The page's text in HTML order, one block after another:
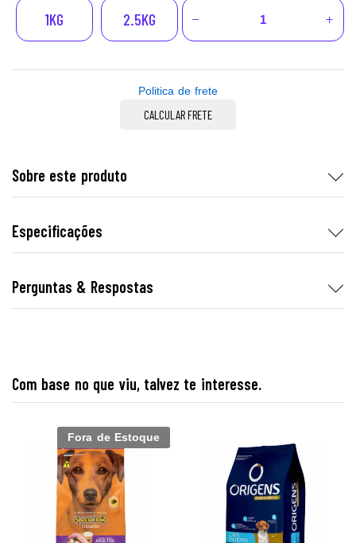
1KG 2.5KG
Politica de frete
CALCULAR FRETE
Sobre este produto
Especificações
Perguntas & Respostas
Com base no que viu, talvez te interesse.
Fora de Estoque